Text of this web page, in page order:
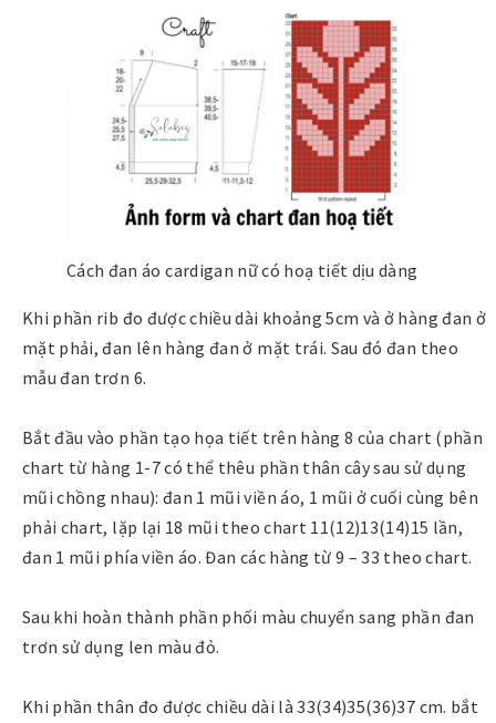
Cách đan áo cardigan nữ có hoạ tiết dịu dàng
Khi phần rib đo được chiều dài khoảng 5cm và ở hàng đan ở
mặt phải, đan lên hàng đan ở mặt trái. Sau đó đan theo
mẫu đan trơn 6.
Bắt đầu vào phần tạo họa tiết trên hàng 8 của chart (phần
chart từ hàng 1-7 có thể thêu phần thân cây sau sử dụng
mũi chồng nhau): đan 1 mũi viền áo, 1 mũi ở cuối cùng bên
phải chart, lặp lại 18 mũi theo chart 11(12)13(14)15 lần,
đan 1 mũi phía viền áo. Đan các hàng từ 9 – 33 theo chart.
Sau khi hoàn thành phần phối màu chuyển sang phần đan
trơn sử dụng len màu đỏ.
Khi phần thân đo được chiều dài là 33(34)35(36)37 cm. bắt